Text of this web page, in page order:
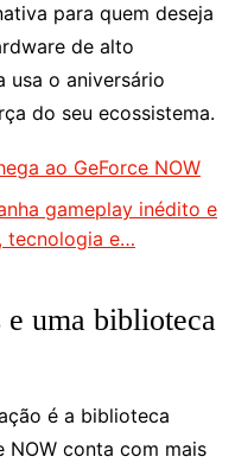
para quem deseja
de alto
usa o aniversário
do seu ecossistema.
ao GeForce NOW
gameplay inédito e
tecnologia e…
uma biblioteca
é a biblioteca
NOW conta com mais